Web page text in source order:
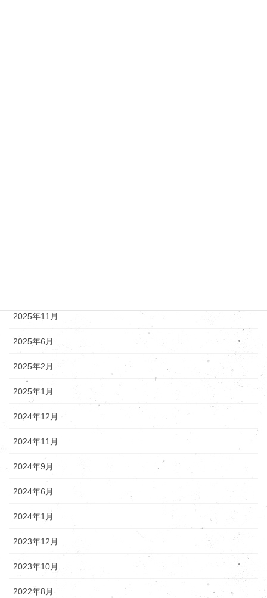
2025年11月
2025年6月
2025年2月
2025年1月
2024年12月
2024年11月
2024年9月
2024年6月
2024年1月
2023年12月
2023年10月
2022年8月